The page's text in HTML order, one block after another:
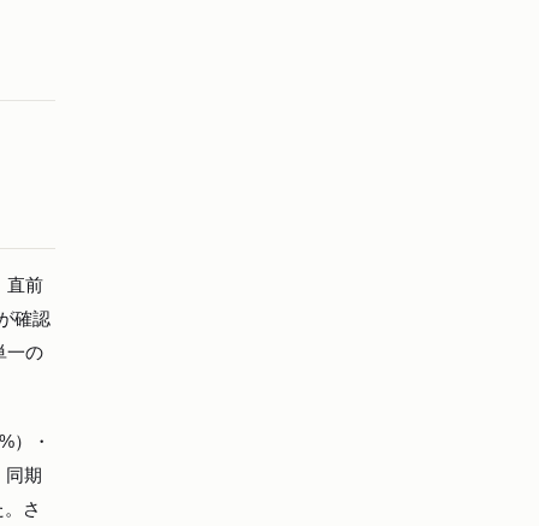
直前
確認
一の
）・
同期
さ